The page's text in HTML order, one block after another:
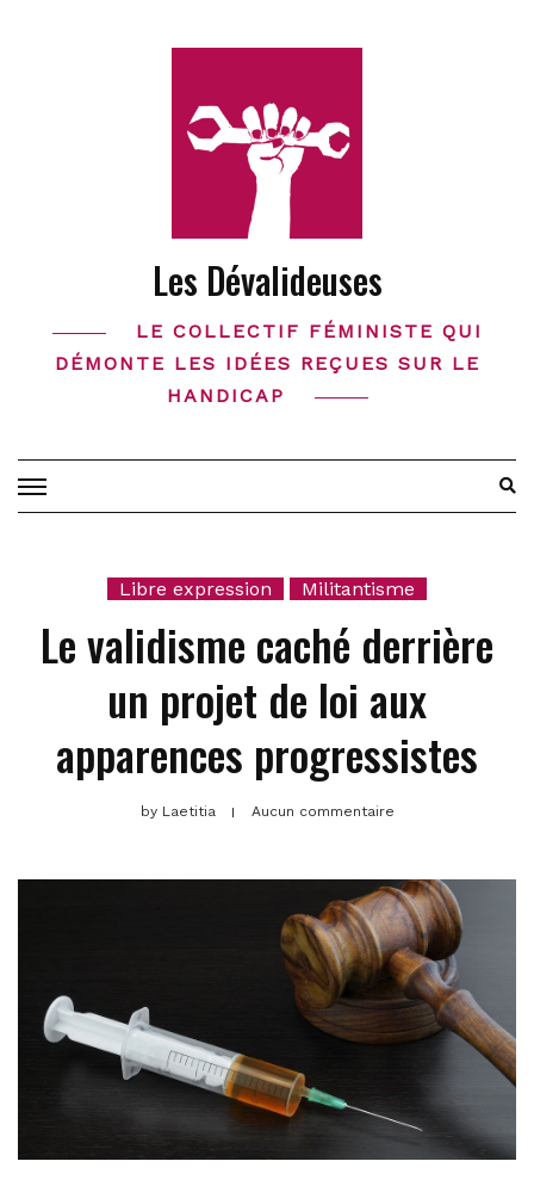
Les Dévalideuses
LE COLLECTIF FÉMINISTE QUI
DÉMONTE LES IDÉES REÇUES SUR LE
HANDICAP
Libre expression Militantisme
Le validisme caché derrière
un projet de loi aux
apparences progressistes
byLaetitia Aucun commentaire